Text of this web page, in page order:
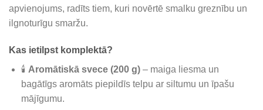
apvienojums, radīts tiem, kuri novērtē smalku greznību un
ilgnoturīgu smaržu.
Kas ietilpst komplektā?
🕯️ Aromātiskā svece (200 g)– maiga liesma un
bagātīgs aromāts piepildīs telpu ar siltumu un īpašu
mājīgumu.